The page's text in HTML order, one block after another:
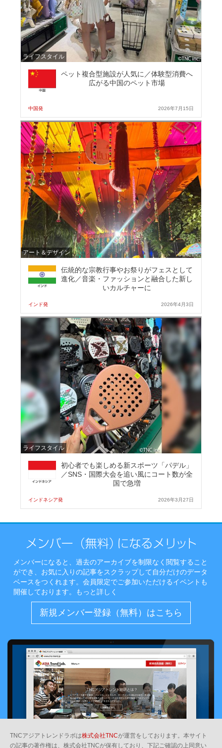
ライフスタイル
ペット複合型施設が人気に／体験型消費へ
広がる中国のペット市場
中国発 2026年7月15日
アート＆デザイン
伝統的な宗教行事やお祭りがフェスとして
進化／音楽・ファッションと融合した新し
いカルチャーに
インド発 2026年4月3日
ライフスタイル
初心者でも楽しめる新スポーツ「パデル」
／SNS・国際大会を追い風にコート数が全
国で急増
インドネシア発 2026年3月27日
メンバーになると、過去のアーカイブを制限なく閲覧すること
ができ、お気に入りの記事をスクラップして自分だけのデータ
ベースをつくれます。会員限定でご参加いただけるイベントも
開催しております。
もっと詳しく
新規メンバー登録（無料）はこちら
TNCアジアトレンドラボは株式会社TNCが運営をしております。本サイト
の記事の著作権は、株式会社TNCが保有しており、下記ご確認の上同意い